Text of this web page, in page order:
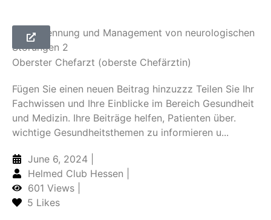
Früherkennung und Management von neurologischen
Störungen 2
Oberster Chefarzt (oberste Chefärztin)
Fügen Sie einen neuen Beitrag hinzuzzz Teilen Sie Ihr
Fachwissen und Ihre Einblicke im Bereich Gesundheit
und Medizin. Ihre Beiträge helfen, Patienten über.
wichtige Gesundheitsthemen zu informieren u...
June 6, 2024 |
Helmed Club Hessen |
601 Views |
5 Likes